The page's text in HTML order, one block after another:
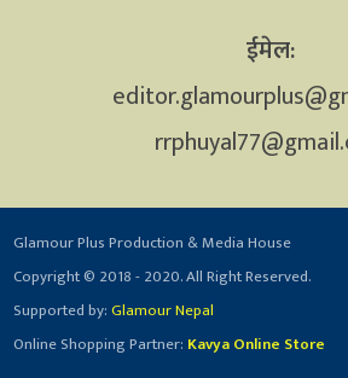
ईमेल:
Glamour Plus Production & Media House
Copyright © 2018 - 2020. All Right Reserved.
Supported by:Glamour Nepal
Online Shopping Partner: Kavya Online Store